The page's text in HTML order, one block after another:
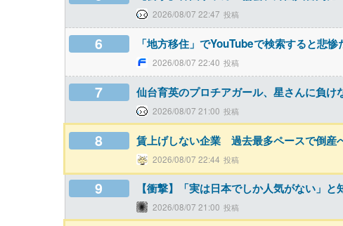
2026/08/07 22:47
6 「地方移住」でYouTubeで検索すると悲惨
2026/08/07 22:40
7 仙台育英のプロチアガール、星さんに負け
2026/08/07 21:00
8 賃上げしない企業 過去最多ペースで倒産
2026/08/07 22:44
9 【衝撃】「実は日本でしか人気がない
2026/08/07 21:00